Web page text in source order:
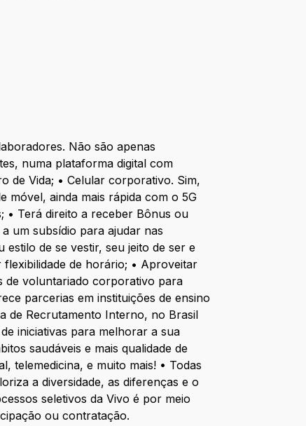
Não são apenas
numa plataforma digital com
de Vida; • Celular corporativo. Sim,
móvel, ainda mais rápida com o 5G
• Terá direito a receber Bônus ou
um subsídio para ajudar nas
de se vestir, seu jeito de ser e
de horário; • Aproveitar
de voluntariado corporativo para
parcerias em instituições de ensino
de Recrutamento Interno, no Brasil
iniciativas para melhorar a sua
saudáveis e mais qualidade de
telemedicina, e muito mais! • Todas
a diversidade, as diferenças e o
seletivos da Vivo é por meio
ou contratação.